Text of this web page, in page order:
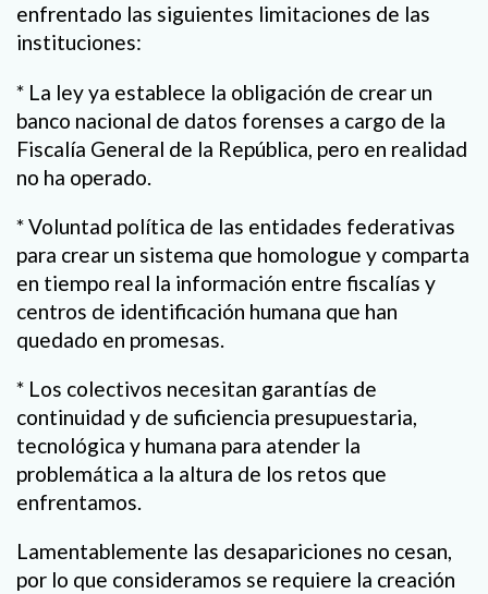
enfrentado las siguientes limitaciones de las
instituciones:
* La ley ya establece la obligación de crear un
banco nacional de datos forenses a cargo de la
Fiscalía General de la República, pero en realidad
no ha operado.
* Voluntad política de las entidades federativas
para crear un sistema que homologue y comparta
en tiempo real la información entre fiscalías y
centros de identificación humana que han
quedado en promesas.
* Los colectivos necesitan garantías de
continuidad y de suficiencia presupuestaria,
tecnológica y humana para atender la
problemática a la altura de los retos que
enfrentamos.
Lamentablemente las desapariciones no cesan,
por lo que consideramos se requiere la creación